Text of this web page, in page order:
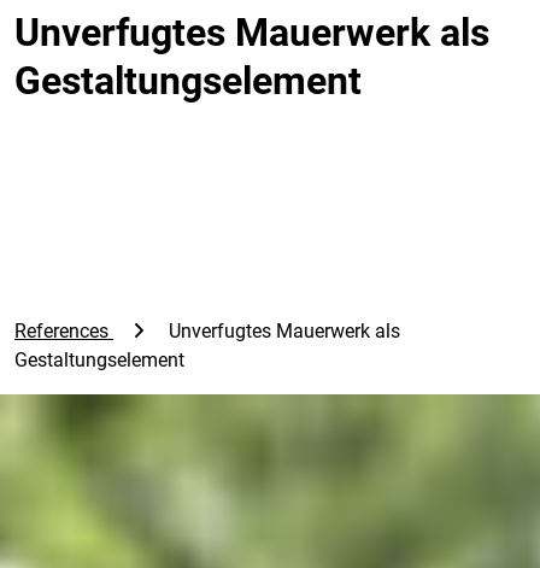
Unverfugtes Mauerwerk als
Gestaltungselement
References
Unverfugtes Mauerwerk als
Gestaltungselement